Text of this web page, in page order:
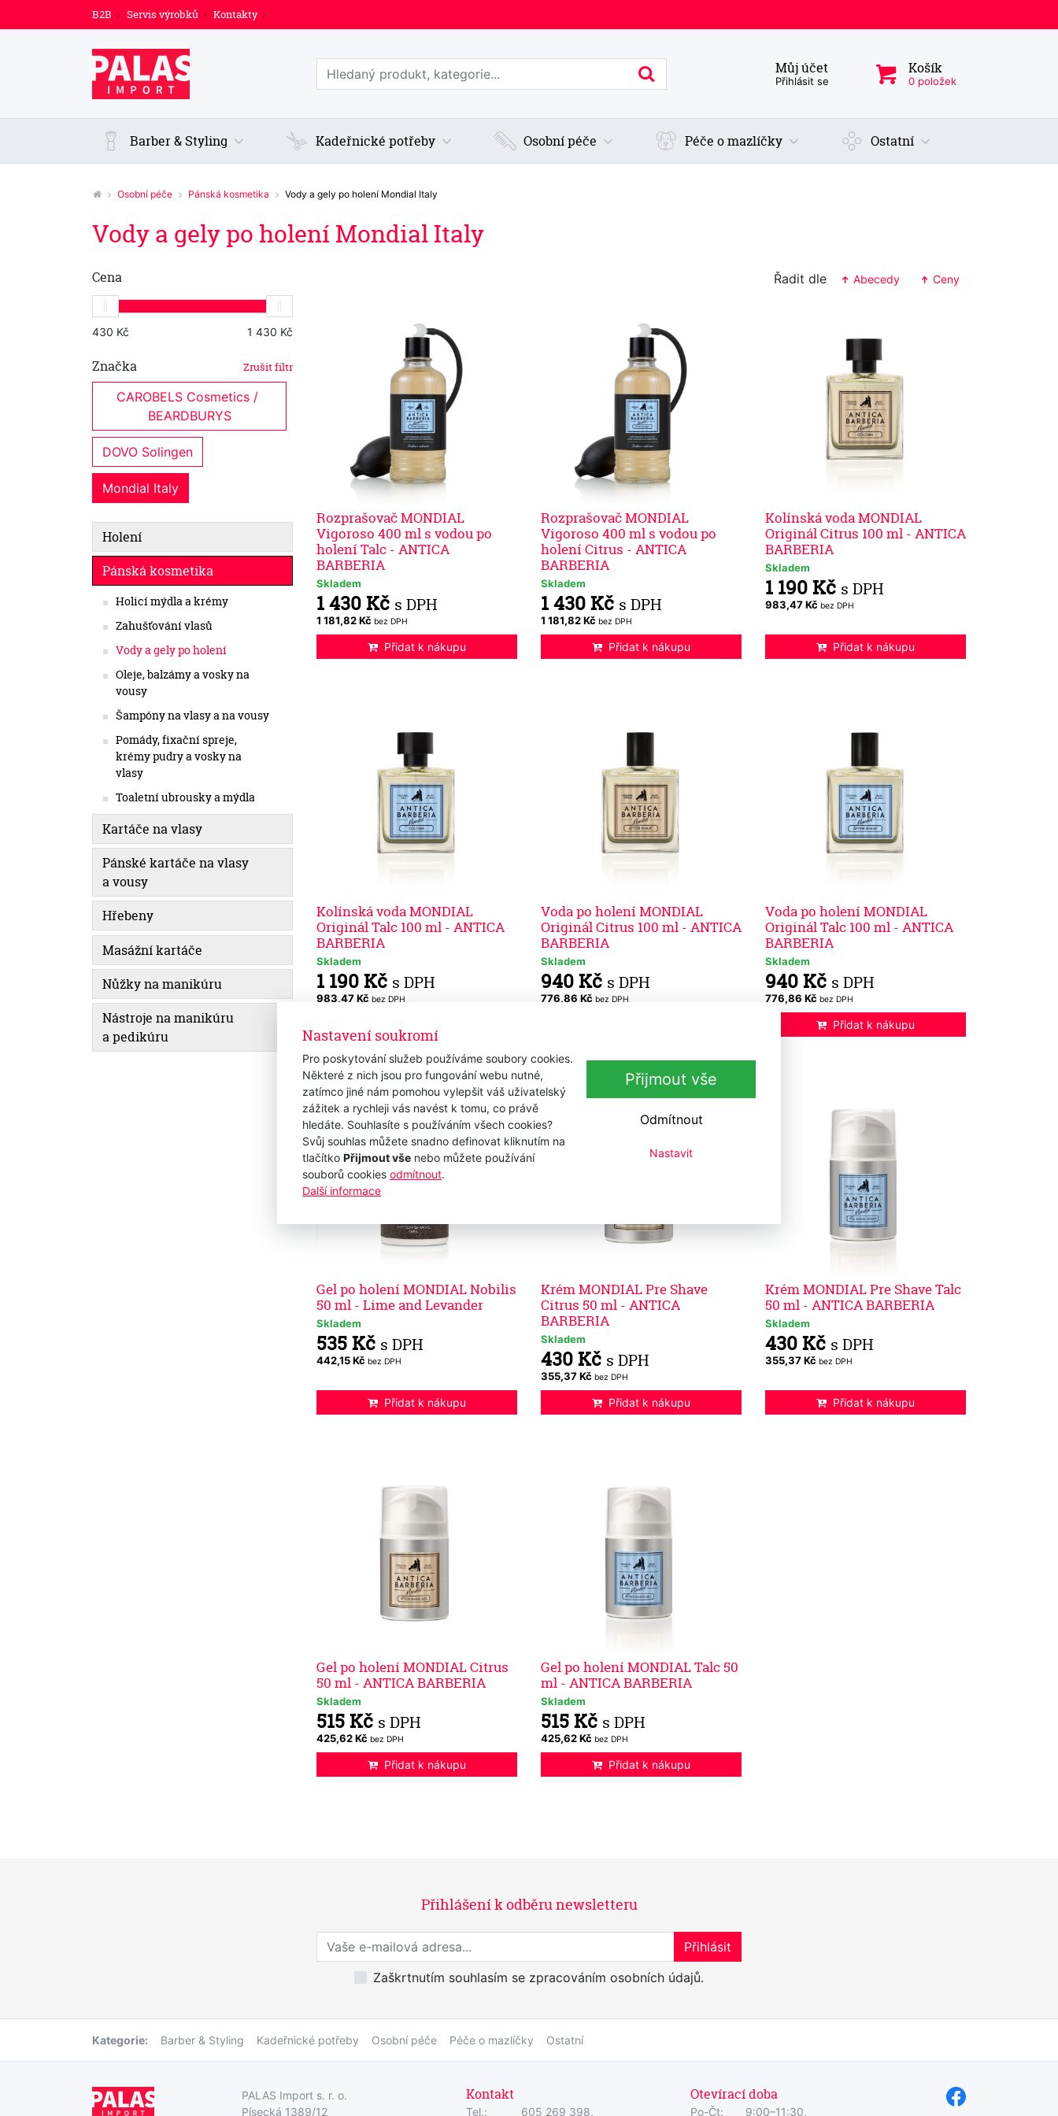
Nastavení soukromí
Pro poskytování služeb používáme soubory cookies.
Některé z nich jsou pro fungování webu nutné,
zatímco jiné nám pomohou vylepšit váš uživatelský
zážitek a rychleji vás navést k tomu, co právě
hledáte. Souhlasíte s používáním všech cookies?
Svůj souhlas můžete snadno definovat kliknutím na
tlačítko Přijmout vše nebo můžete používání
souborů cookies odmítnout.
Další informace
Přijmout vše
Odmítnout
Nastavit
B2B Servis výrobků Kontakty
Můj účet
Přihlásit se
Košík
0 položek
Prohledat web Hledaný produkt, kategorie...
Barber & Styling Kadeřnické potřeby Osobní péče Péče o mazlíčky Ostatní
Osobní péče Pánská kosmetika Vody a gely po holení Mondial Italy
Vody a gely po holení Mondial Italy
Cena
Značka Zrušit filtr
CAROBELS Cosmetics /
BEARDBURYS
DOVO Solingen
Mondial Italy
Holení
Pánská kosmetika
Holicí mýdla a krémy
Zahušťování vlasů
Vody a gely po holení
Oleje, balzámy a vosky na
vousy
Šampóny na vlasy a na vousy
Pomády, fixační spreje,
krémy pudry a vosky na
vlasy
Toaletní ubrousky a mýdla
Kartáče na vlasy
Pánské kartáče na vlasy
a vousy
Hřebeny
Masážní kartáče
Nůžky na manikúru
Nástroje na manikúru
a pedikúru
Řadit dle Abecedy Ceny
Rozprašovač MONDIAL
Vigoroso 400 ml s vodou po
holení Talc - ANTICA
BARBERIA
Skladem
1 430 Kč s DPH
1 181,82 Kč bez DPH
Přidat k nákupu
Rozprašovač MONDIAL
Vigoroso 400 ml s vodou po
holení Citrus - ANTICA
BARBERIA
Skladem
1 430 Kč s DPH
1 181,82 Kč bez DPH
Přidat k nákupu
Kolínská voda MONDIAL
Originál Citrus 100 ml - ANTICA
BARBERIA
Skladem
1 190 Kč s DPH
983,47 Kč bez DPH
Přidat k nákupu
Kolínská voda MONDIAL
Originál Talc 100 ml - ANTICA
BARBERIA
Skladem
1 190 Kč s DPH
983,47 Kč bez DPH
Voda po holení MONDIAL
Originál Citrus 100 ml - ANTICA
BARBERIA
Skladem
940 Kč s DPH
776,86 Kč bez DPH
Voda po holení MONDIAL
Originál Talc 100 ml - ANTICA
BARBERIA
Skladem
940 Kč s DPH
776,86 Kč bez DPH
Přidat k nákupu
Gel po holení MONDIAL Nobilis
50 ml - Lime and Levander
Skladem
535 Kč s DPH
442,15 Kč bez DPH
Přidat k nákupu
Krém MONDIAL Pre Shave
Citrus 50 ml - ANTICA
BARBERIA
Skladem
430 Kč s DPH
355,37 Kč bez DPH
Přidat k nákupu
Krém MONDIAL Pre Shave Talc
50 ml - ANTICA BARBERIA
Skladem
430 Kč s DPH
355,37 Kč bez DPH
Přidat k nákupu
Gel po holení MONDIAL Citrus
50 ml - ANTICA BARBERIA
Skladem
515 Kč s DPH
425,62 Kč bez DPH
Přidat k nákupu
Gel po holení MONDIAL Talc 50
ml - ANTICA BARBERIA
Skladem
515 Kč s DPH
425,62 Kč bez DPH
Přidat k nákupu
Přihlášení k odběru newsletteru
Přihlaste se k odběru novinekPřihlásit
Zaškrtnutím souhlasím se zpracováním osobních údajů.
Kategorie: Barber & Styling Kadeřnické potřeby Osobní péče Péče o mazlíčky Ostatní
PALAS Import s. r. o.
Písecká 1389/12
Kontakt
Tel.: 605 269 398,
Otevírací doba
Po-Čt: 9:00–11:30,